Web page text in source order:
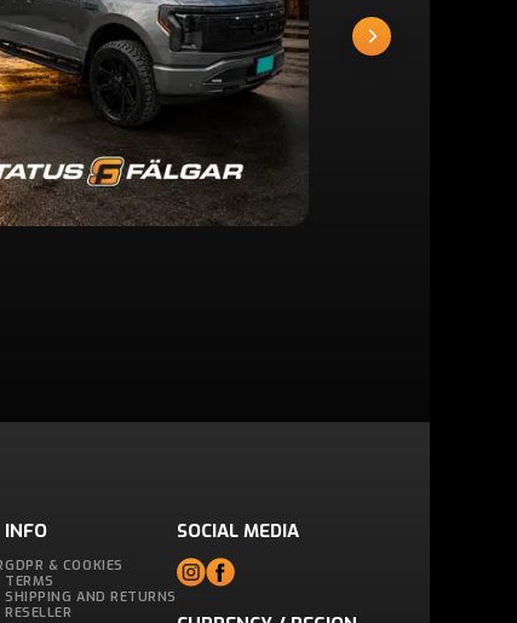
INFO
GDPR & COOKIES
TERMS
SHIPPING AND RETURNS
RESELLER
SOCIAL MEDIA